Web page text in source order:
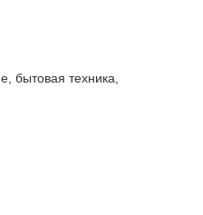
бытовая техника,